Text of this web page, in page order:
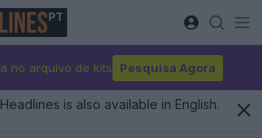
PT
no arquivo de kits Pesquisa Agora
is also available in English.